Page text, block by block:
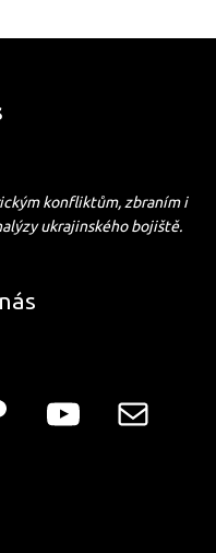
konfliktům, zbraním i
ukrajinského bojiště.